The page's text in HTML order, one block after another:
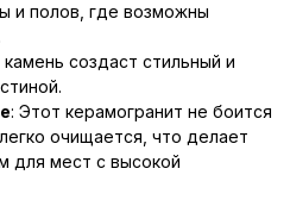
и полов, где возможны
создаст стильный и
: Этот керамогранит не боится
очищается, что делает
для мест с высокой